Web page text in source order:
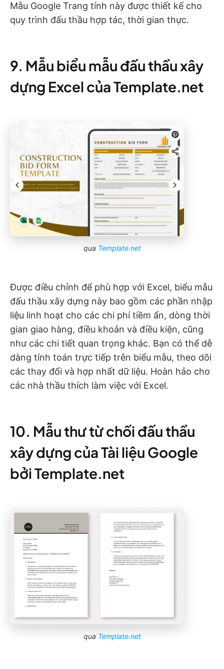
Mẫu Google Trang tính này được thiết kế cho
quy trình đấu thầu hợp tác, thời gian thực.
9. Mẫu biểu mẫu đấu thầu xây
dựng Excel của Template.net
qua Template.net
Được điều chỉnh để phù hợp với Excel, biểu mẫu
đấu thầu xây dựng này bao gồm các phần nhập
liệu linh hoạt cho các chi phí tiềm ẩn, dòng thời
gian giao hàng, điều khoản và điều kiện, cũng
như các chi tiết quan trọng khác. Bạn có thể dễ
dàng tính toán trực tiếp trên biểu mẫu, theo dõi
các thay đổi và hợp nhất dữ liệu. Hoàn hảo cho
các nhà thầu thích làm việc với Excel.
10. Mẫu thư từ chối đấu thầu
xây dựng của Tài liệu Google
bởi Template.net
qua Template.net